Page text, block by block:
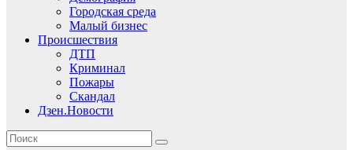
Городская среда
Малый бизнес
Происшествия
ДТП
Криминал
Пожары
Скандал
Дзен.Новости